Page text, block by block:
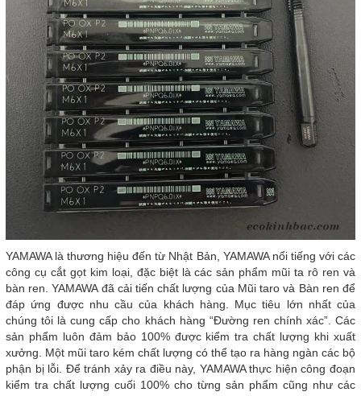
YAMAWA là thương hiệu đến từ Nhật Bản, YAMAWA nổi tiếng với các
công cụ cắt gọt kim loại, đặc biệt là các sản phẩm mũi ta rô ren và
bàn ren. YAMAWA đã cải tiến chất lượng của Mũi taro và Bàn ren để
đáp ứng được nhu cầu của khách hàng. Mục tiêu lớn nhất của
chúng tôi là cung cấp cho khách hàng “Đường ren chính xác”. Các
sản phẩm luôn đảm bảo 100% được kiểm tra chất lượng khi xuất
xưởng. Một mũi taro kém chất lượng có thể tạo ra hàng ngàn các bộ
phận bị lỗi. Để tránh xảy ra điều này, YAMAWA thực hiện công đoạn
kiểm tra chất lượng cuối 100% cho từng sản phẩm cũng như các